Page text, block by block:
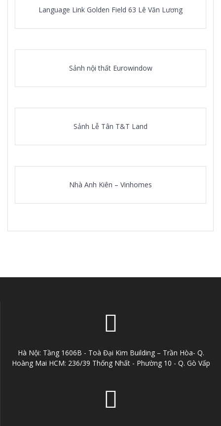
Language Link Golden Field 63 Lê Văn Lương
Sảnh nội thất Eurowindow
Sảnh Lễ Tân T&T Land
Nhà Anh Kiên – Vinhomes
Hà Nội: Tầng 1606B - Toà Đại Kim Building – Trần Hòa- Q.
Hoàng Mai HCM: 236/39 Thống Nhất - Phường 10 - Q. Gò Vấp